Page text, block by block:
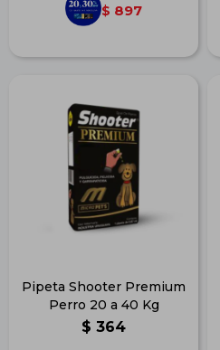
$ 897
Pipeta Shooter Premium
Perro 20 a 40 Kg
$ 364